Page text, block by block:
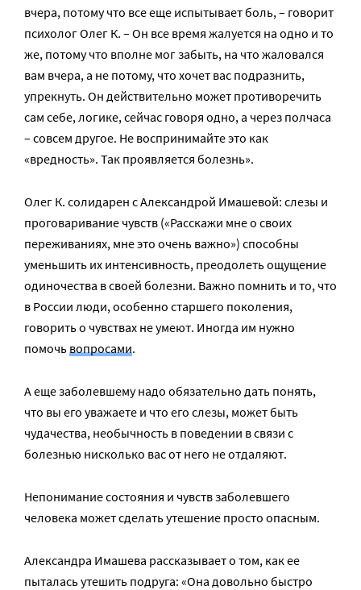
вчера, потому что все еще испытывает боль, – говорит
психолог Олег К. – Он все время жалуется на одно и то
же, потому что вполне мог забыть, на что жаловался
вам вчера, а не потому, что хочет вас подразнить,
упрекнуть. Он действительно может противоречить
сам себе, логике, сейчас говоря одно, а через полчаса
– совсем другое. Не воспринимайте это как
«вредность». Так проявляется болезнь».
Олег К. солидарен с Александрой Имашевой: слезы и
проговаривание чувств («Расскажи мне о своих
переживаниях, мне это очень важно») способны
уменьшить их интенсивность, преодолеть ощущение
одиночества в своей болезни. Важно помнить и то, что
в России люди, особенно старшего поколения,
говорить о чувствах не умеют. Иногда им нужно
помочь вопросами.
А еще заболевшему надо обязательно дать понять,
что вы его уважаете и что его слезы, может быть
чудачества, необычность в поведении в связи с
болезнью нисколько вас от него не отдаляют.
Непонимание состояния и чувств заболевшего
человека может сделать утешение просто опасным.
Александра Имашева рассказывает о том, как ее
пыталась утешить подруга: «Она довольно быстро